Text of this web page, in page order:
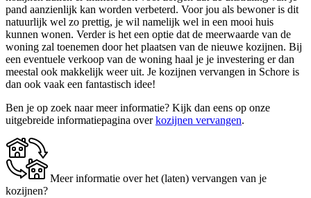
pand aanzienlijk kan worden verbeterd. Voor jou als bewoner is dit
natuurlijk wel zo prettig, je wil namelijk wel in een mooi huis
kunnen wonen. Verder is het een optie dat de meerwaarde van de
woning zal toenemen door het plaatsen van de nieuwe kozijnen. Bij
een eventuele verkoop van de woning haal je je investering er dan
meestal ook makkelijk weer uit. Je kozijnen vervangen in Schore is
dan ook vaak een fantastisch idee!
Ben je op zoek naar meer informatie? Kijk dan eens op onze
uitgebreide informatiepagina overkozijnen vervangen.
Meer informatie over het (laten) vervangen van je
kozijnen?